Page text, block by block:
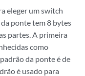
eleger um switch
da ponte tem 8 bytes
partes. A primeira
como
da ponte é de
é usado para